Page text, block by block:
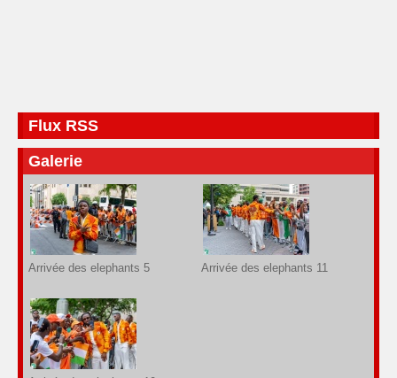
Flux RSS
Galerie
Arrivée des elephants 5 Arrivée des elephants 11